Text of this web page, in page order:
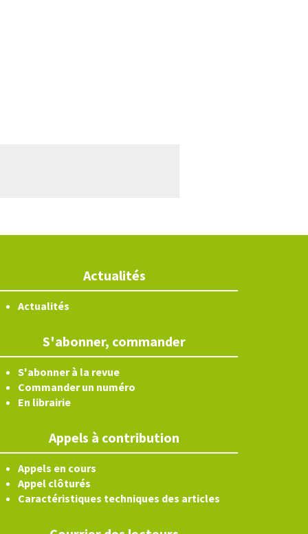
Actualités
Actualités
S'abonner, commander
S'abonner à la revue
Commander un numéro
En librairie
Appels à contribution
Appels en cours
Appel clôturés
Caractéristiques techniques des articles